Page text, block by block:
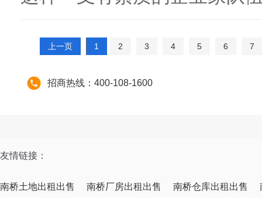
上一页 1 2 3 4 5 6 7
招商热线：400-108-1600
友情链接：
南桥土地出租出售 南桥厂房出租出售 南桥仓库出租出售